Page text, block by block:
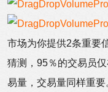
市场为你提供2条重要
猜测，95％的交易员
易量，交易量同样重